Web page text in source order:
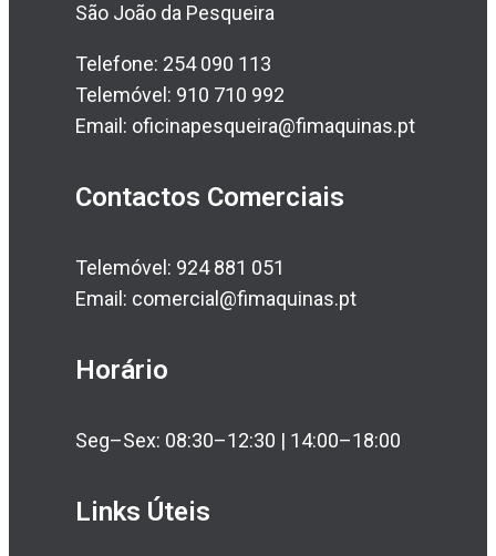
São João da Pesqueira
Telefone: 254 090 113
Telemóvel: 910 710 992
Email: oficinapesqueira@fimaquinas.pt
Contactos Comerciais
Telemóvel: 924 881 051
Email: comercial@fimaquinas.pt
Horário
Seg–Sex: 08:30–12:30 | 14:00–18:00
Links Úteis